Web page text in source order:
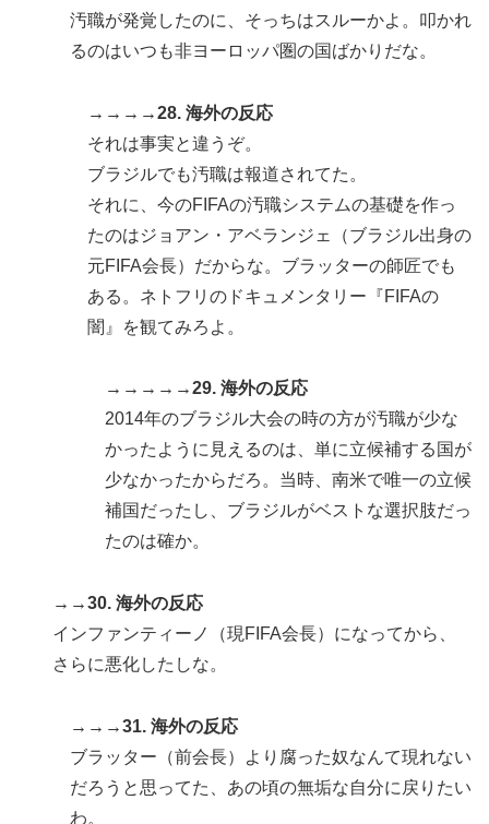
汚職が発覚したのに、そっちはスルーかよ。叩かれ
るのはいつも非ヨーロッパ圏の国ばかりだな。
→→→→28. 海外の反応
それは事実と違うぞ。
ブラジルでも汚職は報道されてた。
それに、今のFIFAの汚職システムの基礎を作っ
たのはジョアン・アベランジェ（ブラジル出身の
元FIFA会長）だからな。ブラッターの師匠でも
ある。ネトフリのドキュメンタリー『FIFAの
闇』を観てみろよ。
→→→→→29. 海外の反応
2014年のブラジル大会の時の方が汚職が少な
かったように見えるのは、単に立候補する国が
少なかったからだろ。当時、南米で唯一の立候
補国だったし、ブラジルがベストな選択肢だっ
たのは確か。
→→30. 海外の反応
インファンティーノ（現FIFA会長）になってから、
さらに悪化したしな。
→→→31. 海外の反応
ブラッター（前会長）より腐った奴なんて現れない
だろうと思ってた、あの頃の無垢な自分に戻りたい
わ。